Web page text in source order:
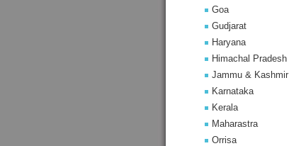
Goa
Gudjarat
Haryana
Himachal Pradesh
Jammu & Kashmir
Karnataka
Kerala
Maharastra
Orrisa